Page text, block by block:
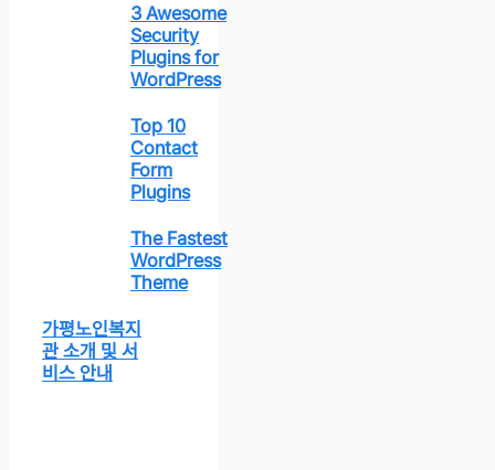
3 Awesome
Security
Plugins for
WordPress
Top 10
Contact
Form
Plugins
The Fastest
WordPress
Theme
가평노인복지
관 소개 및 서
비스 안내